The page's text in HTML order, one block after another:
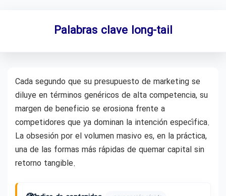
Palabras clave long-tail
Cada segundo que su presupuesto de marketing se
diluye en términos genéricos de alta competencia, su
margen de beneficio se erosiona frente a
competidores que ya dominan la intención específica.
La obsesión por el volumen masivo es, en la práctica,
una de las formas más rápidas de quemar capital sin
retorno tangible.